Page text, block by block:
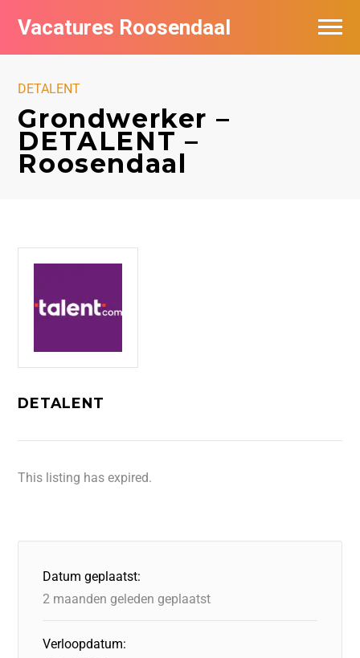
Vacatures Roosendaal
DETALENT
Grondwerker –
DETALENT –
Roosendaal
DETALENT
This listing has expired.
Datum geplaatst:
2 maanden geleden geplaatst
Verloopdatum:
Vacatures bij bedrijven